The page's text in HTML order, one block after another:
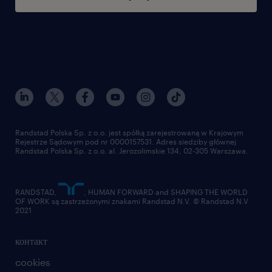
дружелюбный коллектив и отличная
контакт
cookies
Randstad Polska Sp. z o.o. jest spółką zarejestrowaną w Krajowym
Rejestrze Sądowym pod nr 0000157531. Adres siedziby głównej
Randstad Polska Sp. z o.o. al. Jerozolimskie 134, 02-305 Warszawa.
RANDSTAD,
, HUMAN FORWARD and SHAPING THE WORLD
OF WORK są zastrzeżonymi znakami Randstad N.V. © Randstad N.V
2021